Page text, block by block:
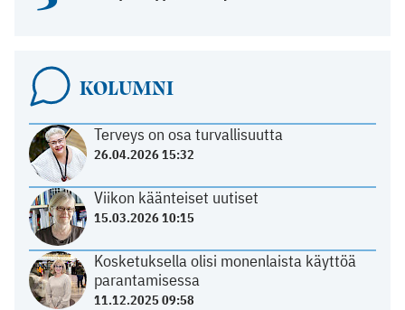
KOLUMNI
Terveys on osa turvallisuutta
26.04.2026 15:32
Viikon käänteiset uutiset
15.03.2026 10:15
Kosketuksella olisi monenlaista käyttöä
parantamisessa
11.12.2025 09:58